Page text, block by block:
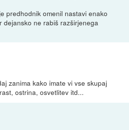
predhodnik omenil nastavi enako
dejansko ne rabiš razširjenega
zanima kako imate vi vse skupaj
ostrina, osvetlitev itd...